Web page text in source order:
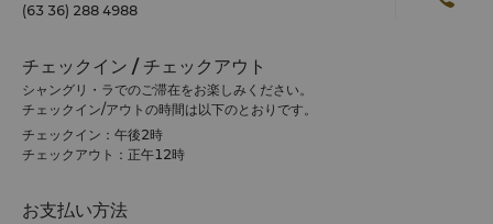
(63 36) 288 4988
チェックイン / チェックアウト
シャングリ・ラでのご滞在をお楽しみください。
チェックイン/アウトの時間は以下のとおりです。
チェックイン：午後2時
チェックアウト：正午12時
お支払い方法